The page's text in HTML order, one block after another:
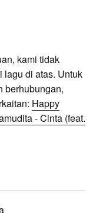
kami tidak
lagu di atas. Untuk
berhubungan,
Happy
- Cinta (feat.